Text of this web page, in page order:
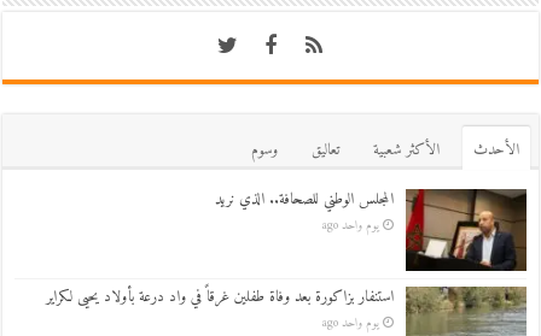
اﻷحدث اﻷكثر شعبية تعاليق
وسوم
المجلس الوطني للصحافة.. الذي نريد
يوم واحد ago
استنفار بزاكورة بعد وفاة طفلين غرقاً في واد درعة بأولاد يحيى لكراير
يوم واحد ago